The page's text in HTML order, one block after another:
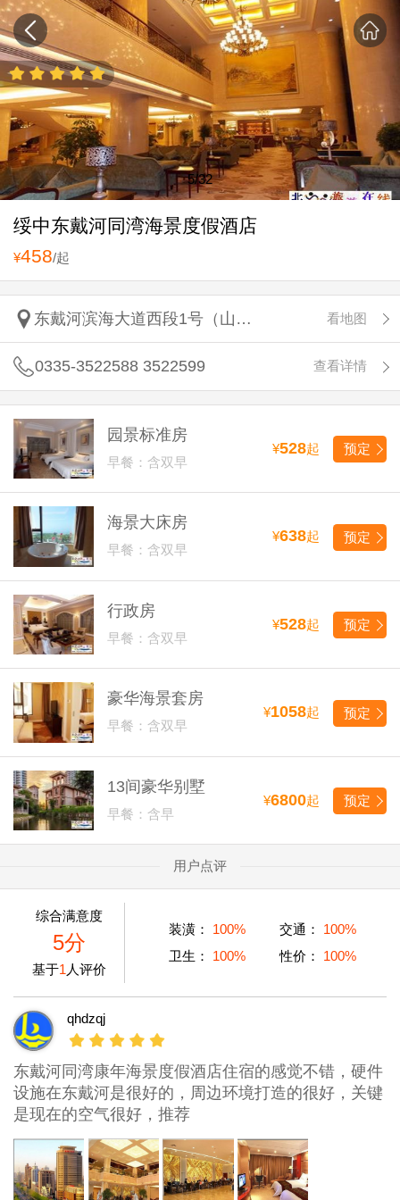
5/32
绥中东戴河同湾海景度假酒店
¥458/起
东戴河滨海大道西段1号（山海同湾距离浴场50米） 看地图
0335-3522588 3522599 查看详情
园景标准房
早餐：含双早
¥528起 预定
海景大床房
早餐：含双早
¥638起 预定
行政房
早餐：含双早
¥528起 预定
豪华海景套房
早餐：含双早
¥1058起 预定
13间豪华别墅
早餐：含早
¥6800起 预定
用户点评
综合满意度
5分
基于1 人评价
装潢： 100% 交通：
100%
卫生：
100% 性价： 100%
qhdzqj
东戴河同湾康年海景度假酒店住宿的感觉不错，硬件
设施在东戴河是很好的，周边环境打造的很好，关键
是现在的空气很好，推荐